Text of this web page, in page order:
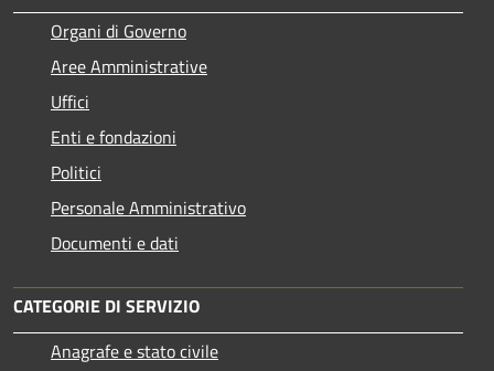
Organi di Governo
Aree Amministrative
Uffici
Enti e fondazioni
Politici
Personale Amministrativo
Documenti e dati
CATEGORIE DI SERVIZIO
Anagrafe e stato civile